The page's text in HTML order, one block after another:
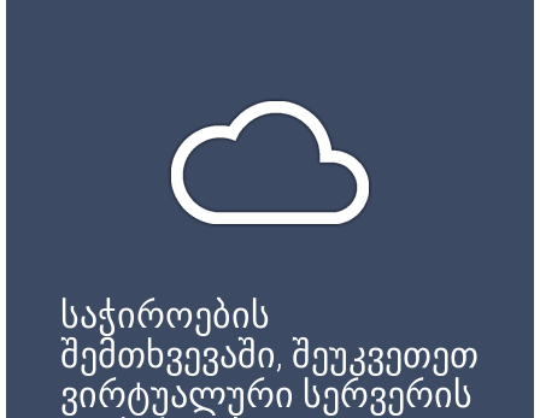
საჭიროების
შემთხვევაში, შეუკვეთეთ
ვირტუალური სერვერის